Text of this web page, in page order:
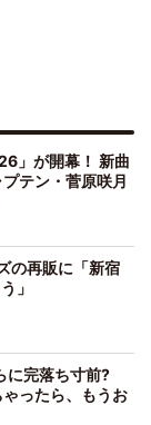
」が開幕！ 新曲
テン・菅原咲月
の再販に「新宿
」
に完落ち寸前?
ゃったら、もうお